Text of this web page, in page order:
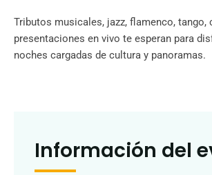
Tributos musicales, jazz, flamenco, tango,
presentaciones en vivo te esperan para
noches cargadas de cultura y panoramas.
Información del